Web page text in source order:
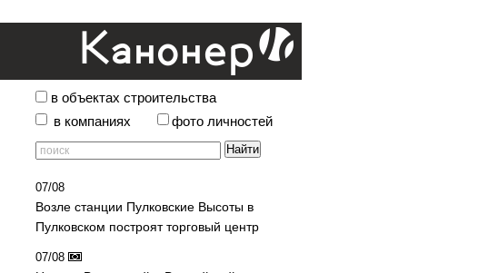
в объектах строительства
в компаниях
фото личностей
07/08
Возле станции Пулковские Высоты в
Пулковском построят торговый центр
07/08